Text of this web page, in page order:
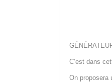
C’est dans
On proposera